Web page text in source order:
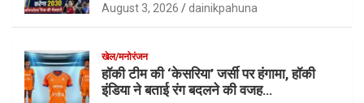
August 3, 2026 dainikpahuna
खेल/मनोरंजन
हॉकी टीम की ‘केसरिया’ जर्सी पर हंगामा, हॉकी
इंडिया ने बताई रंग बदलने की वजह…